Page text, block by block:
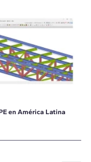
en América Latina